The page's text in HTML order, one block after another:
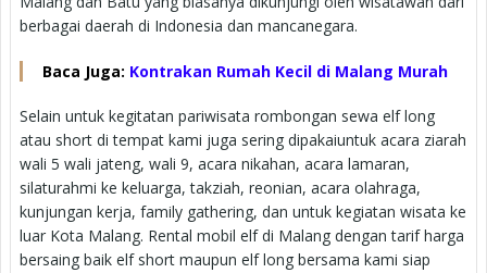
berbagai daerah di Indonesia dan mancanegara.
Baca Juga: Kontrakan Rumah Kecil di Malang Murah
Selain untuk kegitatan pariwisata rombongan sewa elf long
atau short di tempat kami juga sering dipakaiuntuk acara ziarah
wali 5 wali jateng, wali 9, acara nikahan, acara lamaran,
silaturahmi ke keluarga, takziah, reonian, acara olahraga,
kunjungan kerja, family gathering, dan untuk kegiatan wisata ke
luar Kota Malang. Rental mobil elf di Malang dengan tarif harga
bersaing baik elf short maupun elf long bersama kami siap